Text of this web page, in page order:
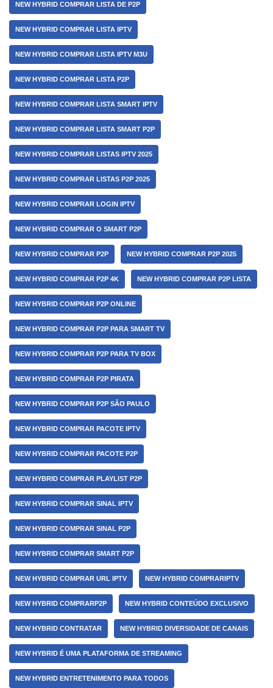
NEW HYBRID COMPRAR LISTA DE P2P
NEW HYBRID COMPRAR LISTA IPTV
NEW HYBRID COMPRAR LISTA IPTV M3U
NEW HYBRID COMPRAR LISTA P2P
NEW HYBRID COMPRAR LISTA SMART IPTV
NEW HYBRID COMPRAR LISTA SMART P2P
NEW HYBRID COMPRAR LISTAS IPTV 2025
NEW HYBRID COMPRAR LISTAS P2P 2025
NEW HYBRID COMPRAR LOGIN IPTV
NEW HYBRID COMPRAR O SMART P2P
NEW HYBRID COMPRAR P2P NEW HYBRID COMPRAR P2P 2025
NEW HYBRID COMPRAR P2P 4K NEW HYBRID COMPRAR P2P LISTA
NEW HYBRID COMPRAR P2P ONLINE
NEW HYBRID COMPRAR P2P PARA SMART TV
NEW HYBRID COMPRAR P2P PARA TV BOX
NEW HYBRID COMPRAR P2P PIRATA
NEW HYBRID COMPRAR P2P SÃO PAULO
NEW HYBRID COMPRAR PACOTE IPTV
NEW HYBRID COMPRAR PACOTE P2P
NEW HYBRID COMPRAR PLAYLIST P2P
NEW HYBRID COMPRAR SINAL IPTV
NEW HYBRID COMPRAR SINAL P2P
NEW HYBRID COMPRAR SMART P2P
NEW HYBRID COMPRAR URL IPTV NEW HYBRID COMPRARIPTV
NEW HYBRID COMPRARP2P NEW HYBRID CONTEÚDO EXCLUSIVO
NEW HYBRID CONTRATAR NEW HYBRID DIVERSIDADE DE CANAIS
NEW HYBRID É UMA PLATAFORMA DE STREAMING
NEW HYBRID ENTRETENIMENTO PARA TODOS